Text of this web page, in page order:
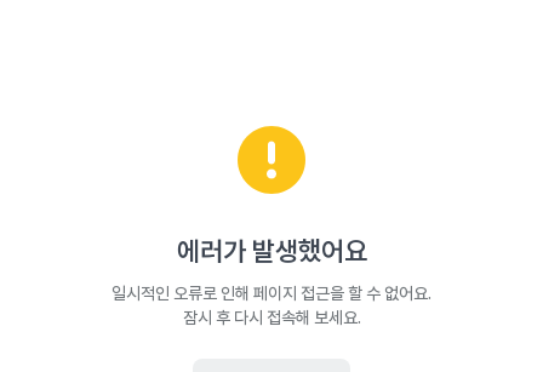
에러가 발생했어요
일시적인 오류로 인해 페이지 접근을 할 수 없어요.
잠시 후 다시 접속해 보세요.